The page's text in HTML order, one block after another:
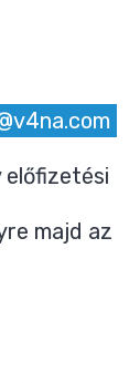
előfizetési
majd az